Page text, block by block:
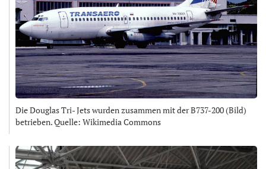
Die Douglas Tri- Jets wurden zusammen mit der B737-200 (Bild)
betrieben. Quelle: Wikimedia Commons